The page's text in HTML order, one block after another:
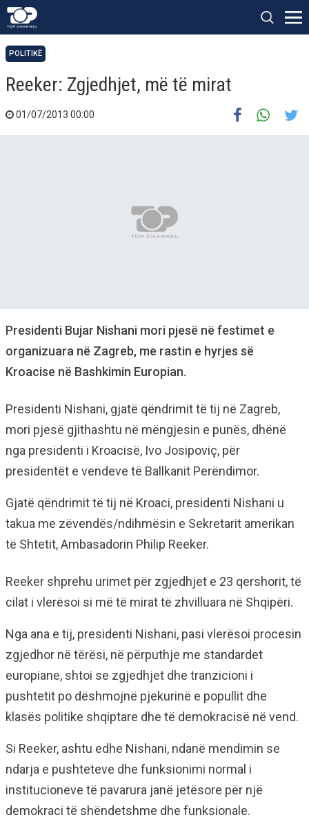
POLITIKË
Reeker: Zgjedhjet, më të mirat
01/07/2013 00:00
Presidenti Bujar Nishani mori pjesë në festimet e
organizuara në Zagreb, me rastin e hyrjes së
Kroacise në Bashkimin Europian.
Presidenti Nishani, gjatë qëndrimit të tij në Zagreb,
mori pjesë gjithashtu në mëngjesin e punës, dhënë
nga presidenti i Kroacisë, Ivo Josipoviç, për
presidentët e vendeve të Ballkanit Perëndimor.
Gjatë qëndrimit të tij në Kroaci, presidenti Nishani u
takua me zëvendës/ndihmësin e Sekretarit amerikan
të Shtetit, Ambasadorin Philip Reeker.
Reeker shprehu urimet për zgjedhjet e 23 qershorit, të
cilat i vlerësoi si më të mirat të zhvilluara në Shqipëri.
Nga ana e tij, presidenti Nishani, pasi vlerësoi procesin
zgjedhor në tërësi, në përputhje me standardet
europiane, shtoi se zgjedhjet dhe tranzicioni i
pushtetit po dëshmojnë pjekurinë e popullit dhe
klasës politike shqiptare dhe të demokracisë në vend.
Si Reeker, ashtu edhe Nishani, ndanë mendimin se
ndarja e pushteteve dhe funksionimi normal i
institucioneve të pavarura janë jetësore për një
demokraci të shëndetshme dhe funksionale.